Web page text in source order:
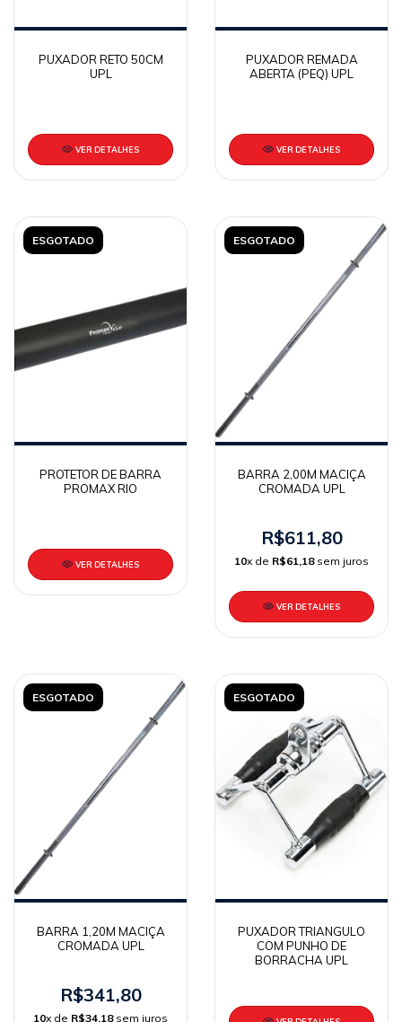
PUXADOR RETO 50CM
UPL
VER DETALHES
PUXADOR REMADA
ABERTA (PEQ) UPL
VER DETALHES
ESGOTADO
PROTETOR DE BARRA
PROMAX RIO
VER DETALHES
ESGOTADO
BARRA 2,00M MACIÇA
CROMADA UPL
R$611,80
10x de R$61,18sem juros
VER DETALHES
ESGOTADO
BARRA 1,20M MACIÇA
CROMADA UPL
R$341,80
10x de R$34,18sem juros
ESGOTADO
PUXADOR TRIANGULO
COM PUNHO DE
BORRACHA UPL